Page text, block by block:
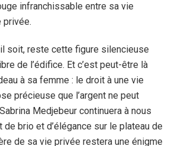
infranchissable entre sa vie
privée.
soit, reste cette figure silencieuse
de l’édifice. Et c’est peut-être là
à sa femme : le droit à une vie
précieuse que l’argent ne peut
Medjebeur continuera à nous
de brio et d’élégance sur le plateau de
de sa vie privée restera une énigme